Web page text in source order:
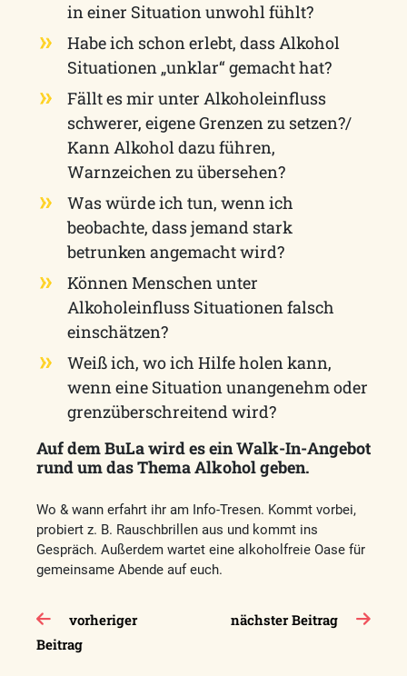
in einer Situation unwohl fühlt?
Habe ich schon erlebt, dass Alkohol
Situationen „unklar“ gemacht hat?
Fällt es mir unter Alkoholeinfluss
schwerer, eigene Grenzen zu setzen?/
Kann Alkohol dazu führen,
Warnzeichen zu übersehen?
Was würde ich tun, wenn ich
beobachte, dass jemand stark
betrunken angemacht wird?
Können Menschen unter
Alkoholeinfluss Situationen falsch
einschätzen?
Weiß ich, wo ich Hilfe holen kann,
wenn eine Situation unangenehm oder
grenzüberschreitend wird?
Auf dem BuLa wird es ein Walk-In-Angebot
rund um das Thema Alkohol geben.
Wo & wann erfahrt ihr am Info-Tresen. Kommt vorbei,
probiert z. B. Rauschbrillen aus und kommt ins
Gespräch. Außerdem wartet eine alkoholfreie Oase für
gemeinsame Abende auf euch.
Beitragsnavigation
vorheriger
Beitrag
nächster Beitrag